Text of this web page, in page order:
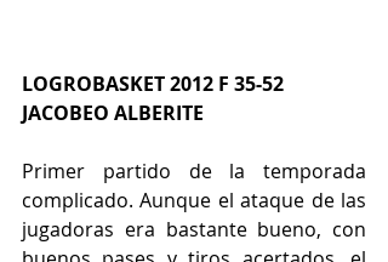
LOGROBASKET 2012 F 35-52
JACOBEO ALBERITE
Primer partido de la temporada
complicado. Aunque el ataque de las
jugadoras era bastante bueno, con